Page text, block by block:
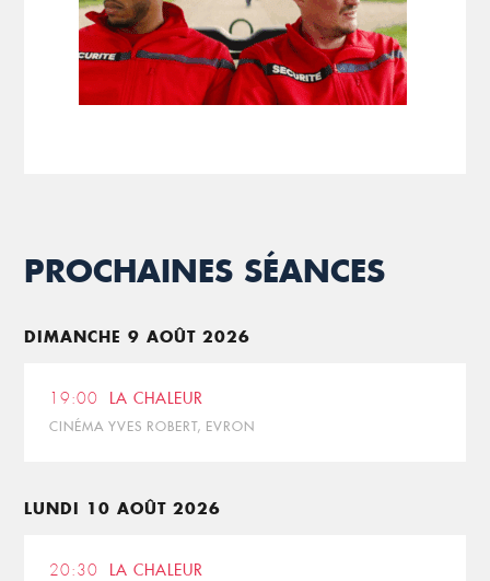
PROCHAINES SÉANCES
DIMANCHE 9 AOÛT 2026
19:00 LA CHALEUR
CINÉMA YVES ROBERT, EVRON
LUNDI 10 AOÛT 2026
20:30 LA CHALEUR